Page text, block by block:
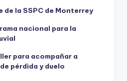
la SSPC de Monterrey
nacional para la
para acompañar a
pérdida y duelo